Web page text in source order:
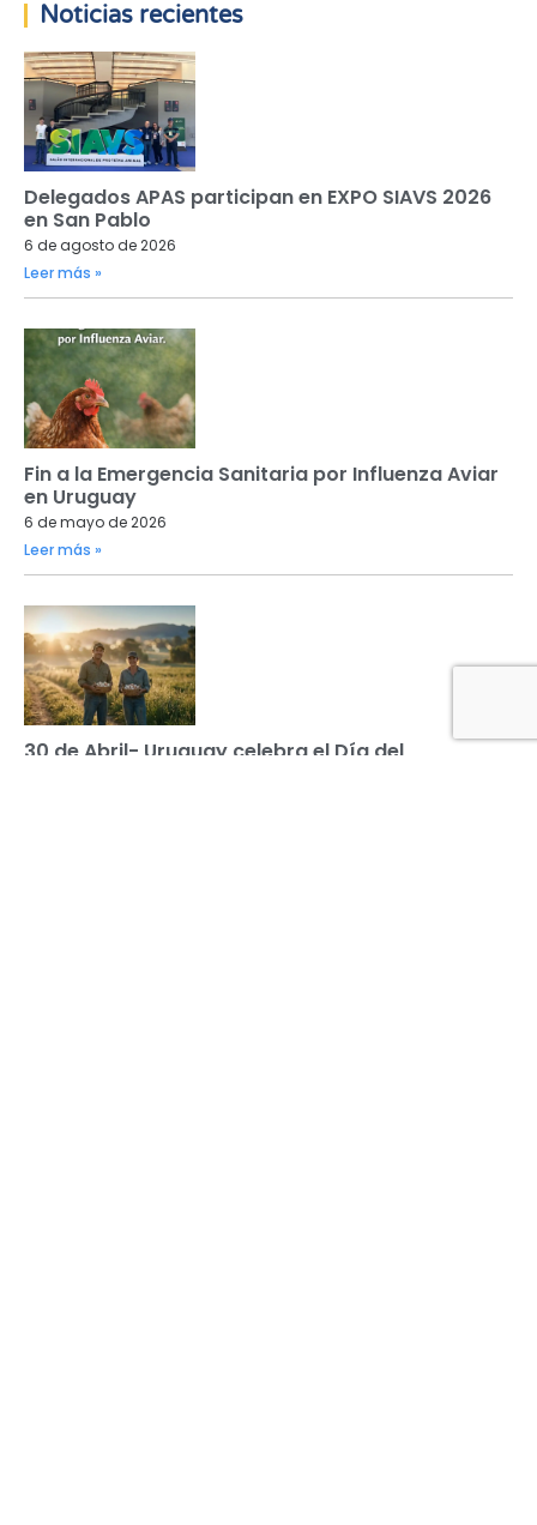
Noticias recientes
Delegados APAS participan en EXPO SIAVS 2026
en San Pablo
6 de agosto de 2026
Leer más »
Fin a la Emergencia Sanitaria por Influenza Aviar
en Uruguay
6 de mayo de 2026
Leer más »
30 de Abril- Uruguay celebra el Día del